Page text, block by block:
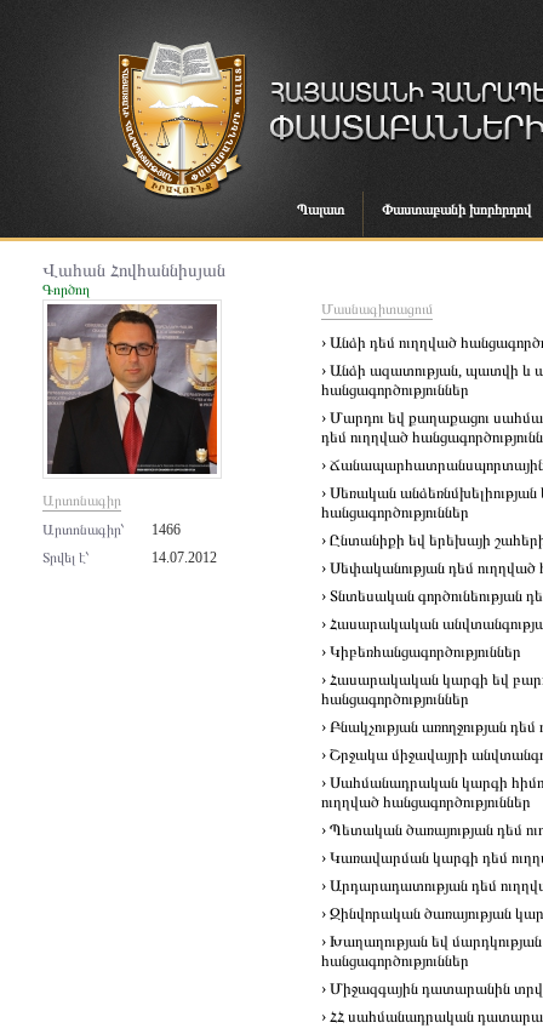
Պալատ Փաստաբանի խորհրդով
Վահան Հովհաննիսյան
Գործող
Արտոնագիր
Արտոնագիր՝
1466
Տրվել է՝
14.07.2012
Մասնագիտացում
› Անձի դեմ ուղղված
› Անձի ազատության, պատվի և
հանցագործություններ
› Մարդու եվ քաղաքացու
դեմ ուղղված
›
› Սեռական
հանցագործություններ
› Ընտանիքի եվ երեխայի
› Սեփականության դեմ ուղղված
› Տնտեսական գործունեության
› Հասարակական
› Կիբեռհանցագործություններ
› Հասարակական կարգի եվ
հանցագործություններ
› Բնակչության առողջության
› Շրջակա միջավայրի
› Սահմանադրական կարգի
ուղղված հանցագործություններ
› Պետական ծառայության դեմ
› Կառավարման կարգի դեմ
› Արդարադատության դեմ
› Զինվորական ծառայության
› Խաղաղության եվ
հանցագործություններ
› Միջազգային դատարանին
› ՀՀ սահմանադրական